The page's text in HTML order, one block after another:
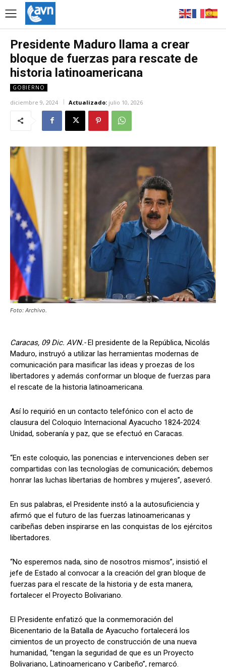
Presidente Maduro llama a crear
bloque de fuerzas para rescate de
historia latinoamericana
GOBIERNO
diciembre 9, 2024 Actualizado: julio 10, 2026
Foto: Archivo.
Caracas, 09 Dic. AVN.-El presidente de la República, Nicolás
Maduro, instruyó a utilizar las herramientas modernas de
comunicación para masificar las ideas y proezas de los
libertadores y además conformar un bloque de fuerzas para
el rescate de la historia latinoamericana.
Así lo requirió en un contacto telefónico con el acto de
clausura del Coloquio Internacional Ayacucho 1824-2024:
Unidad, soberanía y paz, que se efectuó en Caracas.
“En este coloquio, las ponencias e intervenciones deben ser
compartidas con las tecnologías de comunicación; debemos
honrar las luchas libertarias de hombres y mujeres”, aseveró.
En sus palabras, el Presidente instó a la autosuficiencia y
afirmó que el futuro de las fuerzas latinoamericanas y
caribeñas deben inspirarse en las conquistas de los ejércitos
libertadores.
“No esperemos nada, sino de nosotros mismos”, insistió el
jefe de Estado al convocar a la creación del gran bloque de
fuerzas para el rescate de la historia y de esta manera,
fortalecer el Proyecto Bolivariano.
El Presidente enfatizó que la conmemoración del
Bicenentario de la Batalla de Ayacucho fortalecerá los
cimientos de un proyecto de construcción de una nueva
humanidad, “tengan la seguridad de que es un Proyecto
Bolivariano, Latinoamericano y Caribeño”, remarcó.